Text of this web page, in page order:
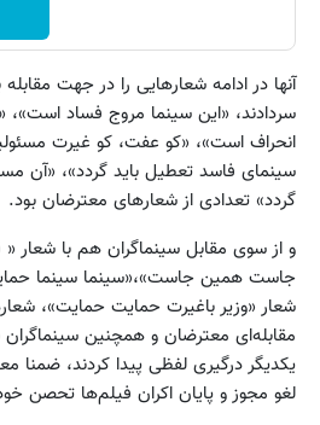
آنها در ادامه شعارهایی را در جهت
سردادند، «این سینما مروج فساد
انحراف است»، ‌«کو عفت‌، کو غیرت
سینمای فاسد تعطیل باید گردد»، «آن
گردد» تعدادی از شعارهای معترضان بود.
و از سوی مقابل سینماگران هم با شعار «
جاست همین جاست»،«سینما سینما
شعار «وزیر باغیرت حمایت حمایت»،
مقابله‌ای معترضان و همچنین
یکدیگر درگیری لفظی پیدا کردند، ضمنا
لغو مجوز و پایان اکران فیلم‌ها تحصن